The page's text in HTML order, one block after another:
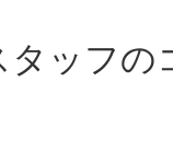
ッフの